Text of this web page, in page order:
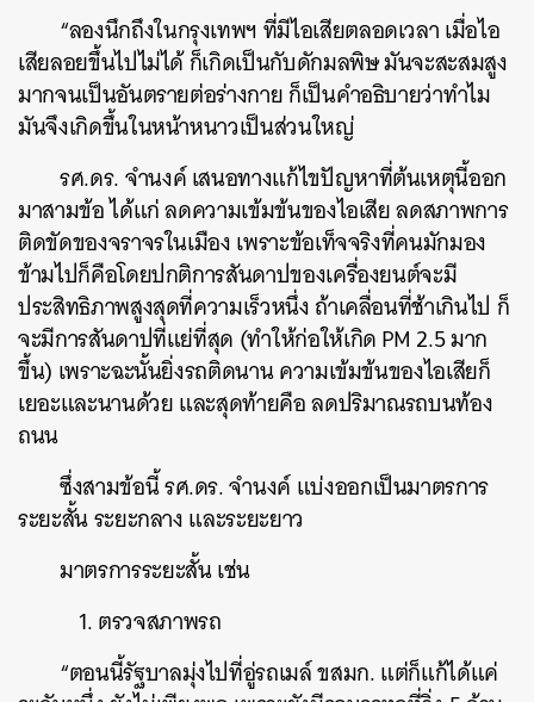
“ลองนึกถึงในกรุงเทพฯ ที่มีไอเสียตลอดเวลา เมื่อไอ
เสียลอยขึ้นไปไม่ได้ ก็เกิดเป็นกับดักมลพิษ มันจะสะสมสูง
มากจนเป็นอันตรายต่อร่างกาย ก็เป็นคำอธิบายว่าทำไม
มันจึงเกิดขึ้นในหน้าหนาวเป็นส่วนใหญ่
รศ.ดร. จำนงค์ เสนอทางแก้ไขปัญหาที่ต้นเหตุนี้ออก
มาสามข้อ ได้แก่ ลดความเข้มข้นของไอเสีย ลดสภาพการ
ติดขัดของจราจรในเมือง เพราะข้อเท็จจริงที่คนมักมอง
ข้ามไปก็คือโดยปกติการสันดาปของเครื่องยนต์จะมี
ประสิทธิภาพสูงสุดที่ความเร็วหนึ่ง ถ้าเคลื่อนที่ช้าเกินไป ก็
จะมีการสันดาปที่แย่ที่สุด (ทำให้ก่อให้เกิด PM 2.5 มาก
ขึ้น) เพราะฉะนั้นยิ่งรถติดนาน ความเข้มข้นของไอเสียก็
เยอะและนานด้วย และสุดท้ายคือ ลดปริมาณรถบนท้อง
ถนน
ซึ่งสามข้อนี้ รศ.ดร. จำนงค์ แบ่งออกเป็นมาตรการ
ระยะสั้น ระยะกลาง และระยะยาว
มาตรการระยะสั้น เช่น
1. ตรวจสภาพรถ
“ตอนนี้รัฐบาลมุ่งไปที่อู่รถเมล์ ขสมก. แต่ก็แก้ได้แค่